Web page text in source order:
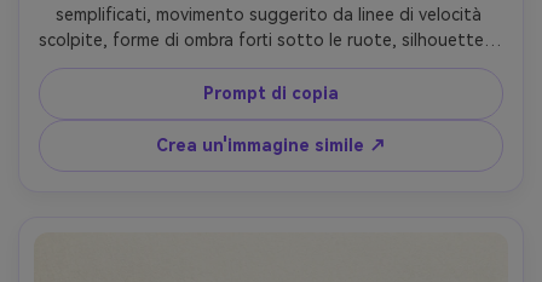
semplificati, movimento suggerito da linee di velocità
scolpite, forme di ombra forti sotto le ruote, silhouette di
segnaletica minimali, stampa in rilievo ad alto contrasto,
inchiostro nero con un accento brillante (senape), grano
di carta visibile, moderno stile poster urbano, obiettivo
85mm, profondità di campo bassa, morbida illuminazione
cinematografica-AR 4:5
Prompt di copia
Crea un'immagine simile ↗